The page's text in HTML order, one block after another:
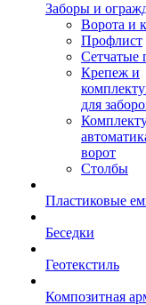
Заборы и
Ворота и
Профлист
Сетчатые
Крепеж и
для
ворот
Столбы
Пластиковые
Беседки
Геотекстиль
Композитная